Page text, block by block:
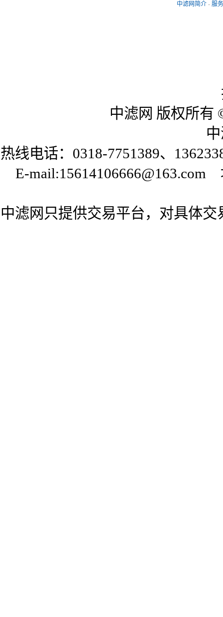
中滤网简介 - 服
中滤网 版权所有
热线电话：0318-7751389、
E-
中滤网只提供交易平台，对具体